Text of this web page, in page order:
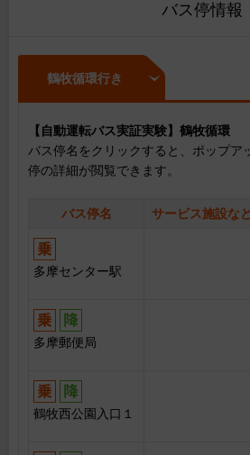
バス停情報
鶴牧循環行き
【自動運転バス実証実験】鶴牧循環
バス停名をクリックすると、ポップア
停の詳細が閲覧できます。
バス停名 サービス施設な
多摩センター駅
多摩郵便局
鶴牧西公園入口１